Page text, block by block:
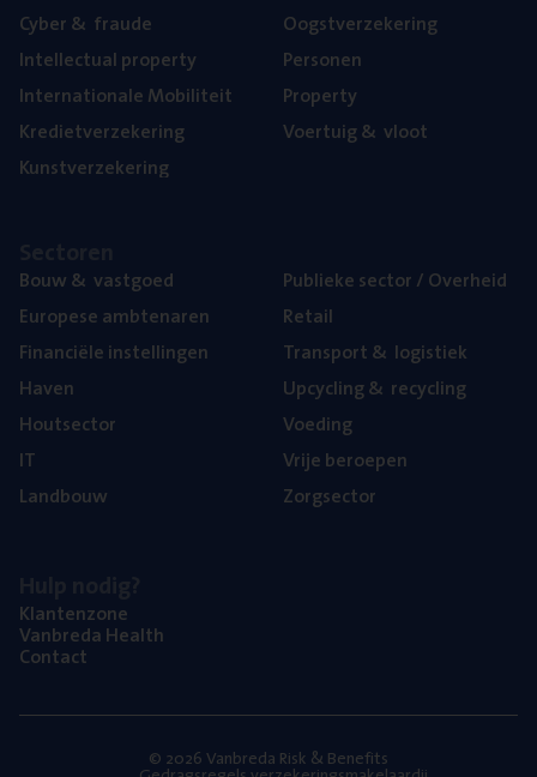
Cyber& fraude
Intel­lec­tu­al property
Inter­na­ti­o­na­le Mobiliteit
Kre­diet­ver­ze­ke­ring
Kunst­ver­ze­ke­ring
Oogst­ver­ze­ke­ring
Per­so­nen
Pro­per­ty
Voer­tuig& vloot
Bouw& vastgoed
Euro­pe­se ambtenaren
Finan­ci­ë­le instellingen
Haven
Hout­sec­tor
IT
Land­bouw
Publie­ke sec­tor / Overheid
Retail
Trans­port& logistiek
Upcy­cling& recycling
Voe­ding
Vrije beroe­pen
Zorg­sec­tor
Klan­ten­zo­ne
Van­b­re­da Health
Con­tact
© 2026 Vanbreda Risk & Benefits